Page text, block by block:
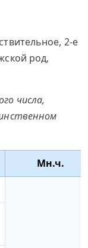
2-е
род,
числа,
Мн.ч.